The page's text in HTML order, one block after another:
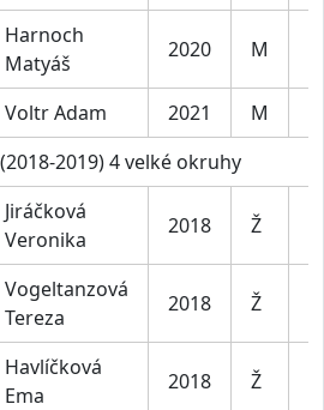
Harnoch
Matyáš
2020 M
Voltr Adam 2021 M
2019) 4 velké okruhy
Jiráčková
Veronika
2018 Ž
Vogeltanzová
Tereza
2018 Ž
Havlíčková
Ema
2018 Ž